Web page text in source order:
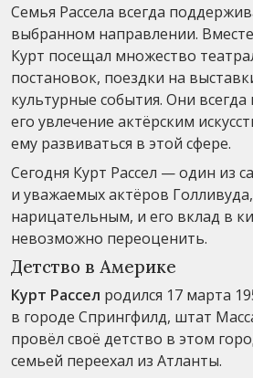
Семья Рассела всегда
выбранном направлении.
Курт посещал множество
постановок, поездки на
культурные события. Они
его увлечение актёрским
ему развиваться в этой сфере.
Сегодня Курт Рассел — один из
и уважаемых актёров
нарицательным, и его вклад в
невозможно переоценить.
Детство в Америке
Курт Рассел родился 17 марта
в городе Спрингфилд, штат
провёл своё детство в этом
семьей переехал из Атланты.